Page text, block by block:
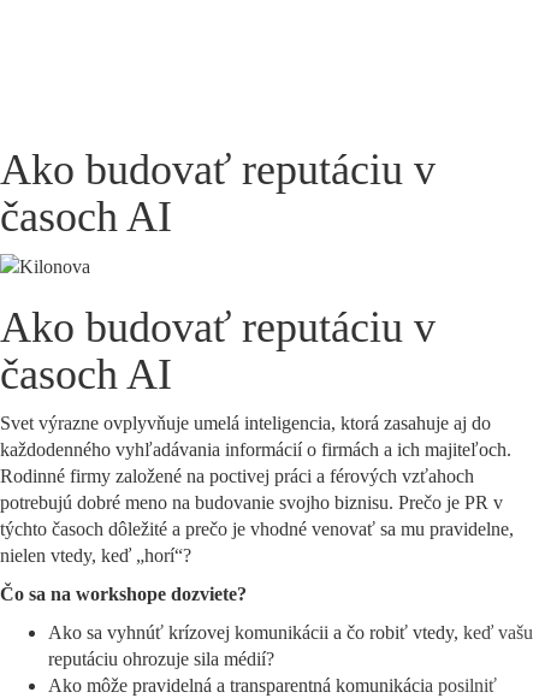
Ako budovať reputáciu v
časoch AI
Ako budovať reputáciu v
časoch AI
Svet výrazne ovplyvňuje umelá inteligencia, ktorá zasahuje aj do
každodenného vyhľadávania informácií o firmách a ich majiteľoch.
Rodinné firmy založené na poctivej práci a férových vzťahoch
potrebujú dobré meno na budovanie svojho biznisu. Prečo je PR v
týchto časoch dôležité a prečo je vhodné venovať sa mu pravidelne,
nielen vtedy, keď „horí“?
Čo sa na workshope dozviete?
Ako sa vyhnúť krízovej komunikácii a čo robiť vtedy, keď vašu
reputáciu ohrozuje sila médií?
Ako môže pravidelná a transparentná komunikácia posilniť